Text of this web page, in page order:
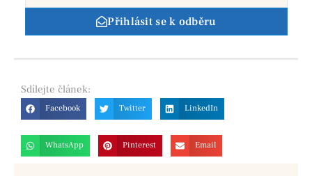
Přihlásit se k odběru
Sdílejte článek:
Facebook Twitter LinkedIn
WhatsApp Pinterest Email